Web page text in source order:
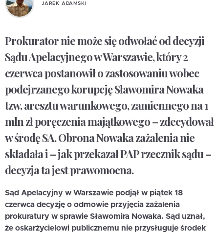
JAREK ADAMSKI
Prokurator nie może się odwołać od decyzji
Sądu Apelacyjnego w Warszawie, który 2
czerwca postanowił o zastosowaniu wobec
podejrzanego korupcję Sławomira Nowaka
tzw. aresztu warunkowego, zamiennego na 1
mln zł poręczenia majątkowego – zdecydował
w środę SA. Obrona Nowaka zażalenia nie
składała i – jak przekazał PAP rzecznik sądu –
decyzja ta jest prawomocna.
Sąd Apelacyjny w Warszawie podjął w piątek 18
czerwca decyzję o odmowie przyjęcia zażalenia
prokuratury w sprawie Sławomira Nowaka. Sąd uznał,
że oskarżycielowi publicznemu nie przysługuje środek